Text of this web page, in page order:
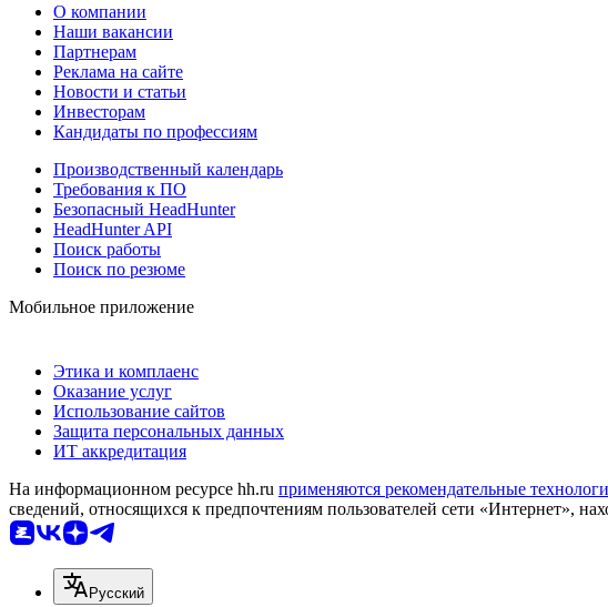
О компании
Наши вакансии
Партнерам
Реклама на сайте
Новости и статьи
Инвесторам
Кандидаты по профессиям
Производственный календарь
Требования к ПО
Безопасный HeadHunter
HeadHunter API
Поиск работы
Поиск по резюме
Мобильное приложение
Этика и комплаенс
Оказание услуг
Использование сайтов
Защита персональных данных
ИТ аккредитация
На информационном ресурсе hh.ru применяются рекомендательные
сведений, относящихся к предпочтениям пользователей сети «Интернет»,
Русский